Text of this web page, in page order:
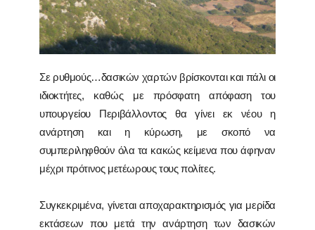
Σε ρυθμούς…δασικών χαρτών βρίσκονται και πάλι οι
ιδιοκτήτες, καθώς με πρόσφατη απόφαση του
υπουργείου Περιβάλλοντος θα γίνει εκ νέου η
ανάρτηση και η κύρωση, με σκοπό να
συμπεριληφθούν όλα τα κακώς κείμενα που άφηναν
μέχρι πρότινος μετέωρους τους πολίτες.
Συγκεκριμένα, γίνεται αποχαρακτηρισμός για μερίδα
εκτάσεων που μετά την ανάρτηση των δασικών